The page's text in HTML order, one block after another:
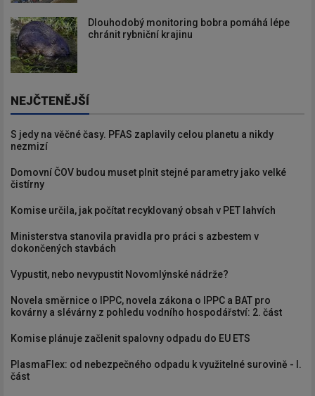
Dlouhodobý monitoring bobra pomáhá lépe
chránit rybniční krajinu
NEJČTENĚJŠÍ
S jedy na věčné časy. PFAS zaplavily celou planetu a nikdy
nezmizí
Domovní ČOV budou muset plnit stejné parametry jako velké
čistírny
Komise určila, jak počítat recyklovaný obsah v PET lahvích
Ministerstva stanovila pravidla pro práci s azbestem v
dokončených stavbách
Vypustit, nebo nevypustit Novomlýnské nádrže?
Novela směrnice o IPPC, novela zákona o IPPC a BAT pro
kovárny a slévárny z pohledu vodního hospodářství: 2. část
Komise plánuje začlenit spalovny odpadu do EU ETS
PlasmaFlex: od nebezpečného odpadu k využitelné surovině - I.
část